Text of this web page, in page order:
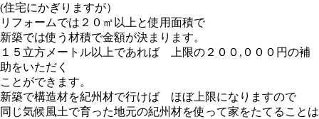
(住宅にかぎりますが）
リフォームでは２０㎡以上と使用面積で
新築では使う材積で金額が決まります。
１５立方メートル以上であれば 上限の２００,０００円の補
助をいただく
ことができます。
新築で構造材を紀州材で行けば ほぼ上限になりますので
同じ気候風土で育った地元の紀州材を使って家をたてることは